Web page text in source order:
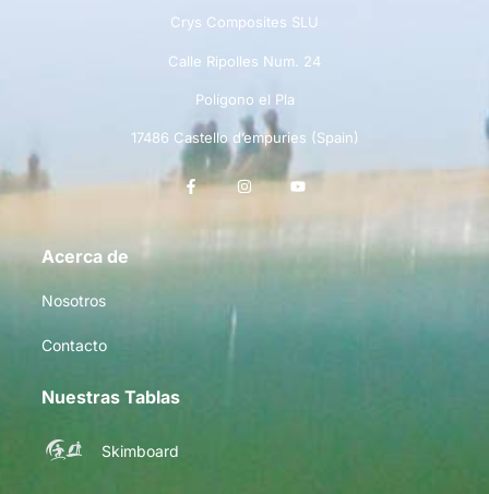
Crys Composites SLU
Calle Ripolles Num. 24
Polígono el Pla
17486 Castello d’empuries (Spain)
Acerca de
Nosotros
Contacto
Nuestras Tablas
Skimboard